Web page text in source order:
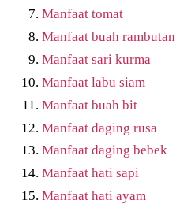
Manfaat tomat
Manfaat buah rambutan
Manfaat sari kurma
Manfaat labu siam
Manfaat buah bit
Manfaat daging rusa
Manfaat daging bebek
Manfaat hati sapi
Manfaat hati ayam